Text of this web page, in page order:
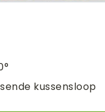
kussensloop